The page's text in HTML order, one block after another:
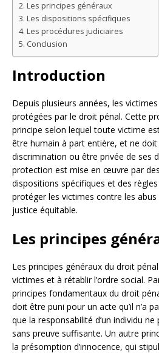
Les principes généraux
Les dispositions spécifiques
Les procédures judiciaires
Conclusion
Introduction
Depuis plusieurs années, les
protégées par le droit pénal. Cette
principe selon lequel toute victime
être humain à part entière, et ne doit
discrimination ou être privée de ses
protection est mise en œuvre par
dispositions spécifiques et des
protéger les victimes contre les
justice équitable.
Les principes
Les principes généraux du droit
victimes et à rétablir l’ordre social.
principes fondamentaux du droit
doit être puni pour un acte qu’il n’a
que la responsabilité d’un individu
sans preuve suffisante. Un autre
la présomption d’innocence, qui